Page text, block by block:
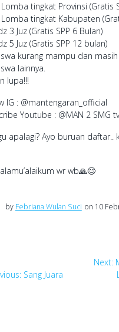
Lomba tingkat Provinsi (Gratis
Lomba tingkat Kabupaten
3 Juz (Gratis SPP 6 Bulan)
5 Juz (Gratis SPP 12 bulan)
kurang mampu dan
lainnya.
lupa!!!
IG : @mantengaran_official
Youtube : @MAN 2 SMG tv
apalagi? Ayo buruan daftar..
wr wb🙏😊
by Febriana Wulan Suci on 10
Previous
Sang Juara
Next: